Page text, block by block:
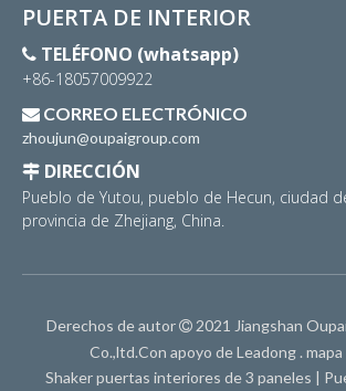
PUERTA DE INTERIOR
 TELÉFONO (whatsapp)
+86-18057009922
 CORREO ELECTRÓNICO
zhoujun@oupaigroup.com
 DIRECCIÓN
Pueblo de Yutou, pueblo de Hecun, ciudad
provincia de Zhejiang, China.
Derechos de autor  2021 Jiangshan
Co.,ltd.Con apoyo deLeadong .
Shaker puertas interiores de 3 paneles |